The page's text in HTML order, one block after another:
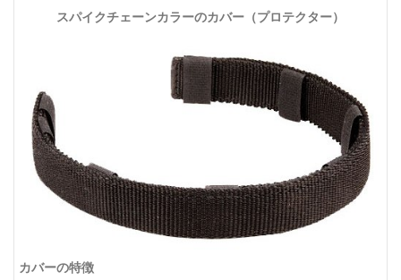
スパイクチェーンカラーのカバー（プロテクター）
カバーの特徴